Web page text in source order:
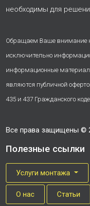
необходимы для
Обращаем Ваше внимание
исключительно
информационные
являются публичной
435 и 437 Гражданского
Все права защищены ©
Полезные ссылки
Услуги монтажа
О нас Cтатьи